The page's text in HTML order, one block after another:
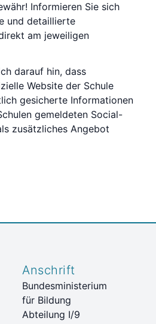
Informieren Sie sich
und detaillierte
am jeweiligen
darauf hin, dass
Website der Schule
gesicherte Informationen
gemeldeten Social-
zusätzliches Angebot
Anschrift
Bundesministerium
für Bildung
Abteilung I/9